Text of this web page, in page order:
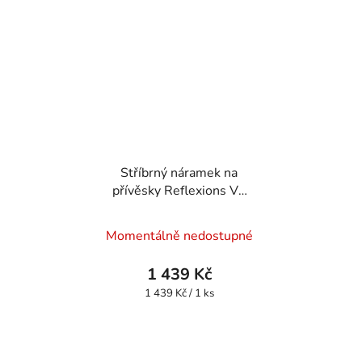
Stříbrný náramek na
přívěsky Reflexions V2
Momentálně nedostupné
1 439 Kč
Měrná
1 439 Kč / 1 ks